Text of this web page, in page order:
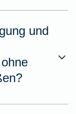
und